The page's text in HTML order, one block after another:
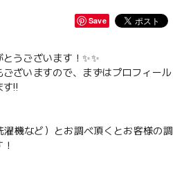
Save
うございます！✨✨
ざいますので、まずはプロフィール
す‼️
機など）とお調べ頂くとお客様の調